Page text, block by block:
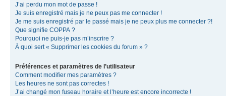
J’ai perdu mon mot de passe !
Je suis enregistré mais je ne peux pas me connecter !
Je me suis enregistré par le passé mais je ne peux plus me connecter ?!
Que signifie COPPA ?
Pourquoi ne puis-je pas m’inscrire ?
À quoi sert « Supprimer les cookies du forum » ?
Préférences et paramètres de l’utilisateur
Comment modifier mes paramètres ?
Les heures ne sont pas correctes !
J’ai changé mon fuseau horaire et l’heure est encore incorrecte !